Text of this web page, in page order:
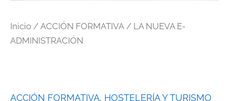
Inicio / ACCIÓN FORMATIVA / LA NUEVA E-
ADMINISTRACIÓN
ACCIÓN FORMATIVA, HOSTELERÍA Y TURISMO